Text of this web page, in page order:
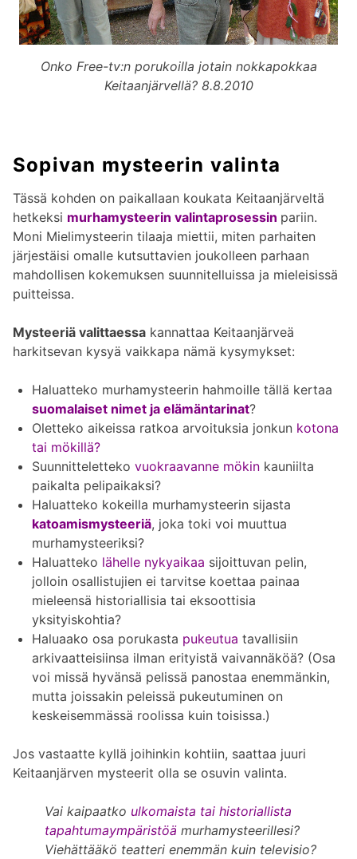
Onko Free-tv:n porukoilla jotain nokkapokkaa
Keitaanjärvellä? 8.8.2010
Sopivan mysteerin valinta
Tässä kohden on paikallaan koukata Keitaanjärveltä
hetkeksi murhamysteerin valintaprosessin pariin.
Moni Mielimysteerin tilaaja miettii, miten parhaiten
järjestäisi omalle kutsuttavien joukolleen parhaan
mahdollisen kokemuksen suunnitelluissa ja mieleisissä
puitteissa.
Mysteeriä valittaessa kannattaa Keitaanjärveä
harkitsevan kysyä vaikkapa nämä kysymykset:
Haluatteko murhamysteerin hahmoille tällä kertaa
suomalaiset nimet ja elämäntarinat?
Oletteko aikeissa ratkoa arvoituksia jonkun kotona
tai mökillä?
Suunnitteletteko vuokraavanne mökin kauniilta
paikalta pelipaikaksi?
Haluatteko kokeilla murhamysteerin sijasta
katoamismysteeriä, joka toki voi muuttua
murhamysteeriksi?
Haluatteko lähelle nykyaikaa sijoittuvan pelin,
jolloin osallistujien ei tarvitse koettaa painaa
mieleensä historiallisia tai eksoottisia
yksityiskohtia?
Haluaako osa porukasta pukeutua tavallisiin
arkivaatteisiinsa ilman erityistä vaivannäköä? (Osa
voi missä hyvänsä pelissä panostaa enemmänkin,
mutta joissakin peleissä pukeutuminen on
keskeisemmässä roolissa kuin toisissa.)
Jos vastaatte kyllä joihinkin kohtiin, saattaa juuri
Keitaanjärven mysteerit olla se osuvin valinta.
Vai kaipaatko ulkomaista tai historiallista
tapahtumaympäristöä murhamysteerillesi?
Viehättääkö teatteri enemmän kuin televisio?